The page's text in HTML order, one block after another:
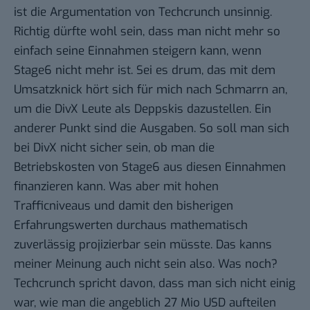
ist die Argumentation von Techcrunch unsinnig.
Richtig dürfte wohl sein, dass man nicht mehr so
einfach seine Einnahmen steigern kann, wenn
Stage6 nicht mehr ist. Sei es drum, das mit dem
Umsatzknick hört sich für mich nach Schmarrn an,
um die DivX Leute als Deppskis dazustellen. Ein
anderer Punkt sind die Ausgaben. So soll man sich
bei DivX nicht sicher sein, ob man die
Betriebskosten von Stage6 aus diesen Einnahmen
finanzieren kann. Was aber mit hohen
Trafficniveaus und damit den bisherigen
Erfahrungswerten durchaus mathematisch
zuverlässig projizierbar sein müsste. Das kanns
meiner Meinung auch nicht sein also. Was noch?
Techcrunch spricht davon, dass man sich nicht einig
war, wie man die angeblich 27 Mio USD aufteilen